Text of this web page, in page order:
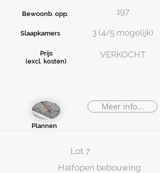
Bewoonb. opp.
3 (4/5 mogelijk)
Slaapkamers
Prijs
(excl. kosten)
197
VERKOCHT
Plannen
Meer info...
Lot 7
Halfopen bebouwing